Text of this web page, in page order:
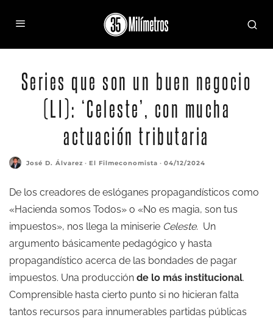
Series que son un buen negocio
(LI): ‘Celeste’, con mucha
actuación tributaria
José D. Álvarez · El Filmeconomista · 04/12/2024
De los creadores de eslóganes propagandísticos como
«Hacienda somos Todos» o «No es magia, son tus
impuestos», nos llega la miniserie Celeste. Un
argumento básicamente pedagógico y hasta
propagandístico acerca de las bondades de pagar
impuestos. Una producción de lo más institucional.
Comprensible hasta cierto punto si no hicieran falta
tantos recursos para innumerables partidas públicas